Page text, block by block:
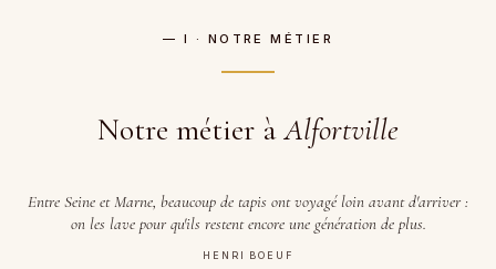
— I · NOTRE MÉTIER
Notre métier àAlfortville
Entre Seine et Marne, beaucoup de tapis ont voyagé loin avant d'arriver :
on les lave pour qu'ils restent encore une génération de plus.
HENRI BOEUF